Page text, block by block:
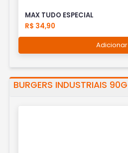
MAX TUDO ESPECIAL
R$ 34,90
Adicionar
BURGERS INDUSTRIAIS 90G